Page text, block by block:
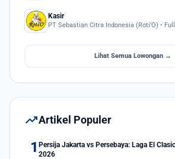
Kasir
PT Sebastian Citra Indonesia (Roti’O) •
Lihat Semua Lowongan →
trending_upArtikel Populer
1 Persija Jakarta vs Persebaya: Laga El
2026